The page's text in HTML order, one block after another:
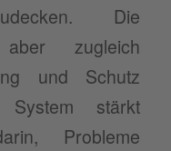
Die
zugleich
und Schutz
stärkt
Probleme